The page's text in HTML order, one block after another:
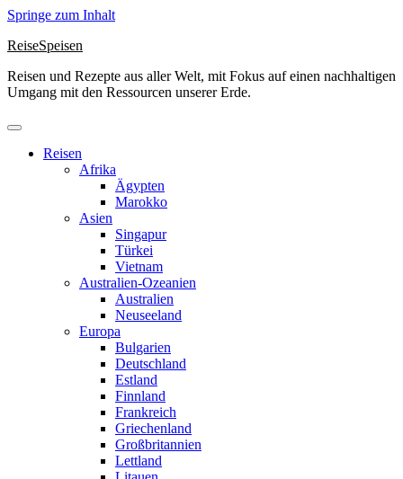
Springe zum Inhalt
ReiseSpeisen
Reisen und Rezepte aus aller Welt, mit Fokus auf einen nachhaltigen
Umgang mit den Ressourcen unserer Erde.
Reisen
Afrika
Ägypten
Marokko
Asien
Singapur
Türkei
Vietnam
Australien-Ozeanien
Australien
Neuseeland
Europa
Bulgarien
Deutschland
Estland
Finnland
Frankreich
Griechenland
Großbritannien
Lettland